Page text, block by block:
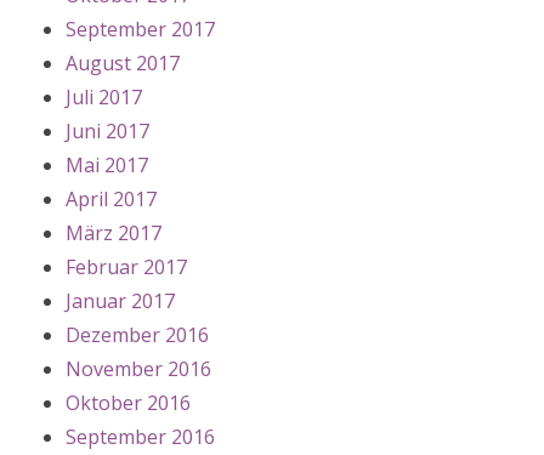
September 2017
August 2017
Juli 2017
Juni 2017
Mai 2017
April 2017
März 2017
Februar 2017
Januar 2017
Dezember 2016
November 2016
Oktober 2016
September 2016